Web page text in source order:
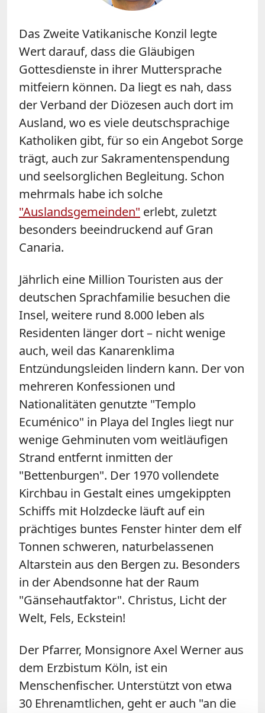
Das Zweite Vatikanische Konzil legte
Wert darauf, dass die Gläubigen
Gottesdienste in ihrer Muttersprache
mitfeiern können. Da liegt es nah, dass
der Verband der Diözesen auch dort im
Ausland, wo es viele deutschsprachige
Katholiken gibt, für so ein Angebot Sorge
trägt, auch zur Sakramentenspendung
und seelsorglichen Begleitung. Schon
mehrmals habe ich solche
"Auslandsgemeinden" erlebt, zuletzt
besonders beeindruckend auf Gran
Canaria.
Jährlich eine Million Touristen aus der
deutschen Sprachfamilie besuchen die
Insel, weitere rund 8.000 leben als
Residenten länger dort – nicht wenige
auch, weil das Kanarenklima
Entzündungsleiden lindern kann. Der von
mehreren Konfessionen und
Nationalitäten genutzte "Templo
Ecuménico" in Playa del Ingles liegt nur
wenige Gehminuten vom weitläufigen
Strand entfernt inmitten der
"Bettenburgen". Der 1970 vollendete
Kirchbau in Gestalt eines umgekippten
Schiffs mit Holzdecke läuft auf ein
prächtiges buntes Fenster hinter dem elf
Tonnen schweren, naturbelassenen
Altarstein aus den Bergen zu. Besonders
in der Abendsonne hat der Raum
"Gänsehautfaktor". Christus, Licht der
Welt, Fels, Eckstein!
Der Pfarrer, Monsignore Axel Werner aus
dem Erzbistum Köln, ist ein
Menschenfischer. Unterstützt von etwa
30 Ehrenamtlichen, geht er auch "an die